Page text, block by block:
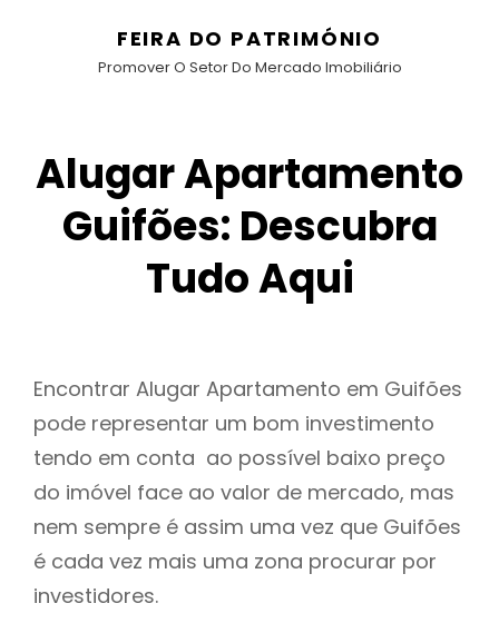
FEIRA DO PATRIMÓNIO
Promover O Setor Do Mercado Imobiliário
Alugar Apartamento
Guifões: Descubra
Tudo Aqui
Encontrar Alugar Apartamento em Guifões
pode representar um bom investimento
tendo em conta ao possível baixo preço
do imóvel face ao valor de mercado, mas
nem sempre é assim uma vez que Guifões
é cada vez mais uma zona procurar por
investidores.